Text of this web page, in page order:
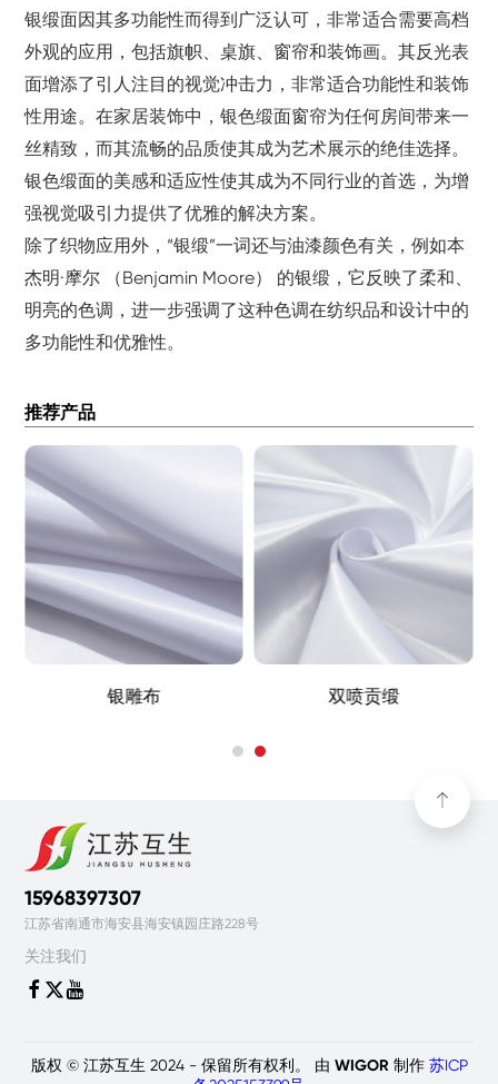
银缎面因其多功能性而得到广泛认可，非常适合需要高档
外观的应用，包括旗帜、桌旗、窗帘和装饰画。其反光表
面增添了引人注目的视觉冲击力，非常适合功能性和装饰
性用途。在家居装饰中，银色缎面窗帘为任何房间带来一
丝精致，而其流畅的品质使其成为艺术展示的绝佳选择。
银色缎面的美感和适应性使其成为不同行业的首选，为增
强视觉吸引力提供了优雅的解决方案。
除了织物应用外，“银缎”一词还与油漆颜色有关，例如本
杰明·摩尔 （Benjamin Moore） 的银缎，它反映了柔和、
明亮的色调，进一步强调了这种色调在纺织品和设计中的
多功能性和优雅性。
推荐产品
亮光贡缎 银雕布
15968397307
江苏省南通市海安县海安镇园庄路228号
关注我们
 
版权 © 江苏互生 2024 - 保留所有权利。 由 WIGOR制作 苏ICP